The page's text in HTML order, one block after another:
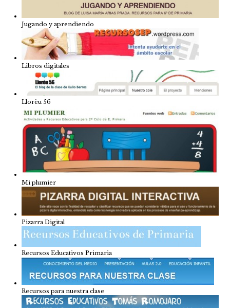
Jugando y aprendiendo
Libros digitales
Llorèu 56
Mi plumier
Pizarra Digital
Recursos Educativos Primaria
Recursos para nuestra clase